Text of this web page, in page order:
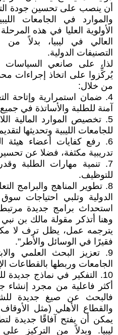
أن ينصب على تحسين جودة
والموارد في الجامعات
الأولوية العليا في هذه
العالي في ليبيا، بدلاً
التصنيفات الدولية.
لذا، على صانعي السياسات
يُركِّزوا على اتخاذ إجراءات
من خلال:
4. ضمان استمرارية وإتاحة
آمنة للطلبة والأساتذة في جميع
5. تخصيص الموارد المالية
للجامعات الليبية وتحديثها
6. رفع كفايات أعضاء هيئة
تدريبية مكثفة، فضلا عن
7. تنمية مهارات الطلبة
للتوظيف.
8. تطوير المناهج والبرامج
الدولية وتلبي احتياجات
استحداث برامج جديدة
وهنا أتذكر مقولة مالك بن نبي
يترجمه عمل، يظل ترف لا
فقيرًا في الوسائل والأطر".
9. تعزيز البحث العلمي
الجامعات وربطها بالقطاعات
10. التفكير في نماذج جديدة
أكثر فاعلية من مجرد
فالبحث عن صيغ جديدة
والقطاع الأهلي (مثل
يمكن أن يفتح آفاقًا جديدة
ليبيا. وبدلاً من التركيز